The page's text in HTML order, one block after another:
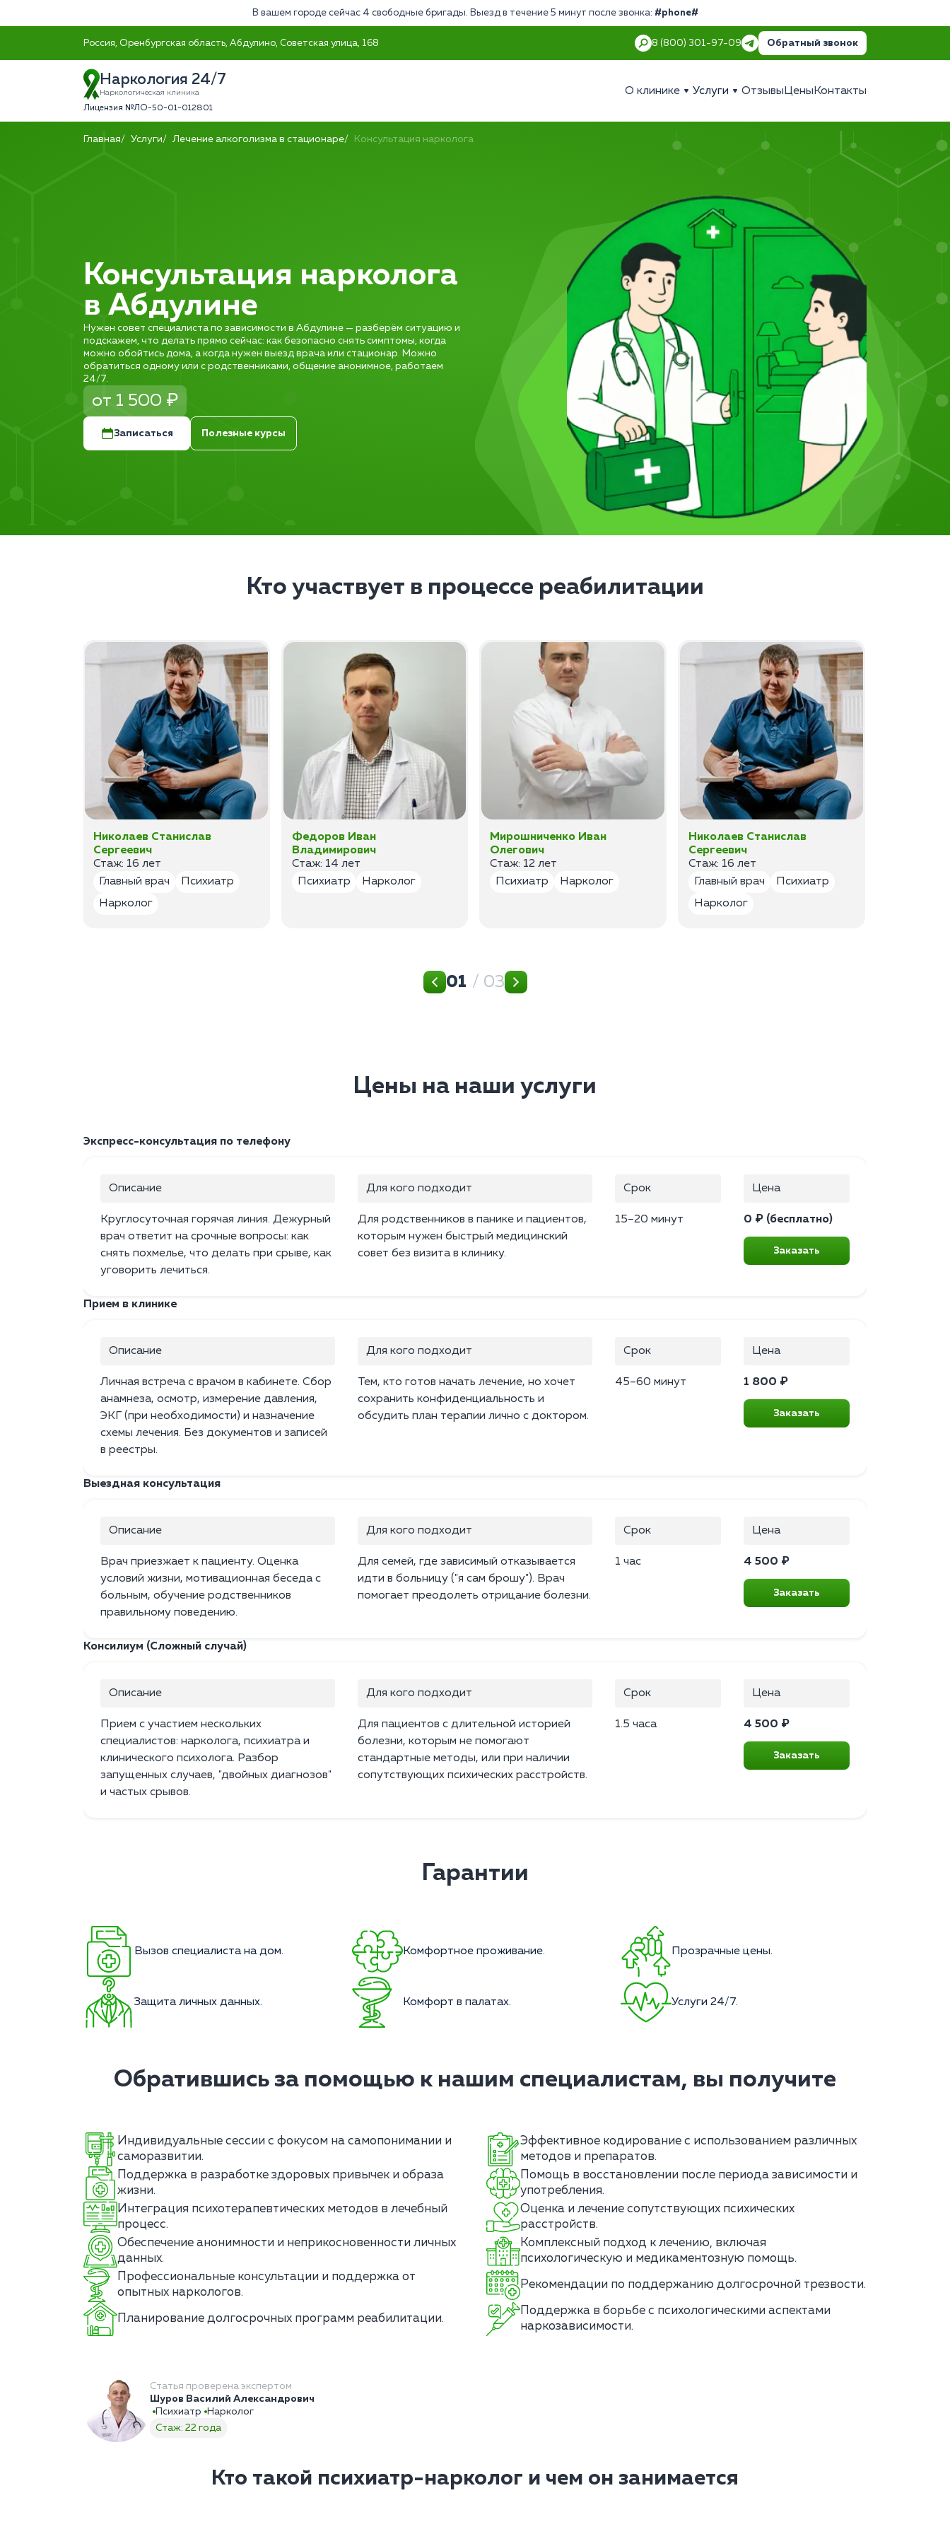
В вашем городе сейчас 4 свободные бригады. Выезд в течение 5 минут после звонка: #phone#
Россия, Оренбургская область, Абдулино, Советская улица, 168 8 (800) 301-97-09 Обратный звонок
Наркология 24/7
Наркологическая клиника
Лицензия №ЛО-50-01-012801
О клинике Услуги Отзывы Цены Контакты
Главная Услуги Лечение алкоголизма в стационаре Консультация нарколога
Консультация нарколога
в Абдулине
Нужен совет специалиста по зависимости в Абдулине — разберём ситуацию и
подскажем, что делать прямо сейчас: как безопасно снять симптомы, когда
можно обойтись дома, а когда нужен выезд врача или стационар. Можно
обратиться одному или с родственниками, общение анонимное, работаем
24/7.
от 1 500 ₽
Записаться Полезные курсы
Кто участвует в процессе реабилитации
Николаев Станислав
Сергеевич
Стаж: 16 лет
Главный врач
Психиатр
Нарколог
Федоров Иван
Владимирович
Стаж: 14 лет
Психиатр
Нарколог
Мирошниченко Иван
Олегович
Стаж: 12 лет
Психиатр
Нарколог
Николаев Станислав
Сергеевич
Стаж: 16 лет
Главный врач
Психиатр
Нарколог
01 / 03
Цены на наши услуги
Экспресс-консультация по телефону
Описание
Круглосуточная горячая линия. Дежурный
врач ответит на срочные вопросы: как
снять похмелье, что делать при срыве, как
уговорить лечиться.
Для кого подходит
Для родственников в панике и пациентов,
которым нужен быстрый медицинский
совет без визита в клинику.
Срок
15–20 минут
Цена
0 ₽ (бесплатно)
Заказать
Прием в клинике
Описание
Личная встреча с врачом в кабинете. Сбор
анамнеза, осмотр, измерение давления,
ЭКГ (при необходимости) и назначение
схемы лечения. Без документов и записей
в реестры.
Для кого подходит
Тем, кто готов начать лечение, но хочет
сохранить конфиденциальность и
обсудить план терапии лично с доктором.
Срок
45–60 минут
Цена
1 800 ₽
Заказать
Выездная консультация
Описание
Врач приезжает к пациенту. Оценка
условий жизни, мотивационная беседа с
больным, обучение родственников
правильному поведению.
Для кого подходит
Для семей, где зависимый отказывается
идти в больницу ("я сам брошу"). Врач
помогает преодолеть отрицание болезни.
Срок
1 час
Цена
4 500 ₽
Заказать
Консилиум (Сложный случай)
Описание
Прием с участием нескольких
специалистов: нарколога, психиатра и
клинического психолога. Разбор
запущенных случаев, "двойных диагнозов"
и частых срывов.
Для кого подходит
Для пациентов с длительной историей
болезни, которым не помогают
стандартные методы, или при наличии
сопутствующих психических расстройств.
Срок
1.5 часа
Цена
4 500 ₽
Заказать
Гарантии
Вызов специалиста на дом. Комфортное проживание. Прозрачные цены.
Защита личных данных. Комфорт в палатах. Услуги 24/7.
Обратившись за помощью к нашим специалистам, вы получите
Индивидуальные сессии с фокусом на самопонимании и
саморазвитии.
Эффективное кодирование с использованием различных
методов и препаратов.
Поддержка в разработке здоровых привычек и образа
жизни.
Помощь в восстановлении после периода зависимости и
употребления.
Интеграция психотерапевтических методов в лечебный
процесс.
Оценка и лечение сопутствующих психических
расстройств.
Обеспечение анонимности и неприкосновенности личных
данных.
Комплексный подход к лечению, включая
психологическую и медикаментозную помощь.
Профессиональные консультации и поддержка от
опытных наркологов.
Рекомендации по поддержанию долгосрочной трезвости.
Планирование долгосрочных программ реабилитации.
Поддержка в борьбе с психологическими аспектами
наркозависимости.
Статья проверена экспертом
Шуров Василий Александрович
Психиатр
Нарколог
Стаж: 22 года
Кто такой психиатр-нарколог и чем он занимается